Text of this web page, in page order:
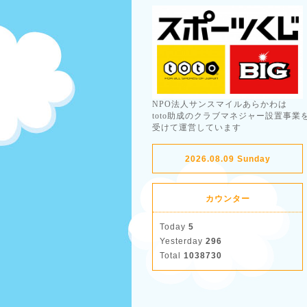
NPO法人サンスマイルあらかわは
toto助成のクラブマネジャー設置事業
受けて運営しています
2026.08.09 Sunday
カウンター
Today 5
Yesterday 296
Total 1038730